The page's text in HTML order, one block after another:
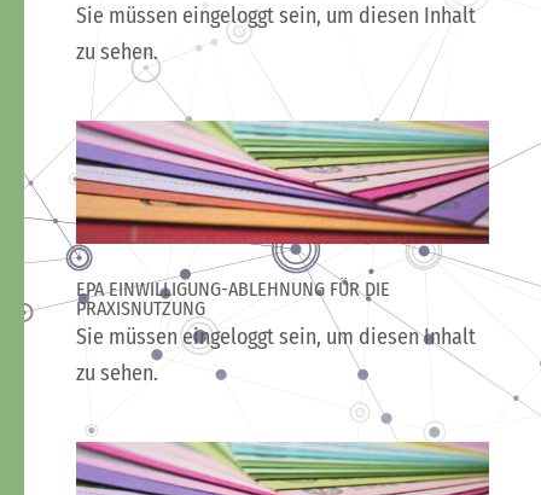
Sie müssen eingeloggt sein, um diesen Inhalt
zu sehen.
EPA EINWILLIGUNG-ABLEHNUNG FÜR DIE
PRAXISNUTZUNG
Sie müssen eingeloggt sein, um diesen Inhalt
zu sehen.